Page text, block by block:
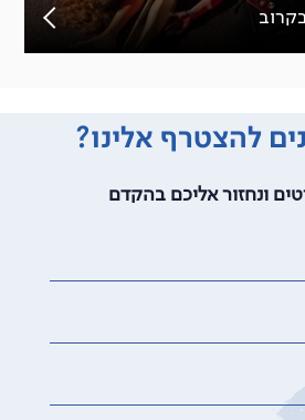
להצטרף אלינו?
ונחזור אליכם בהקדם